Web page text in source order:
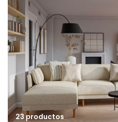
23 productos